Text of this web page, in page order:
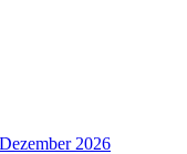
2026